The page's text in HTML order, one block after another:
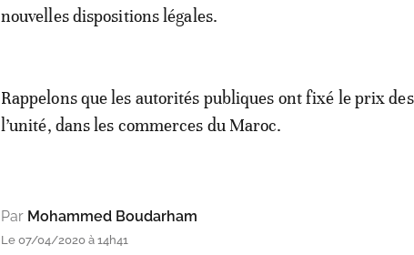
nouvelles dispositions légales.
Rappelons que les autorités publiques ont fixé le prix
l’unité, dans les commerces du Maroc.
Par Mohammed Boudarham
Le 07/04/2020 à 14h41